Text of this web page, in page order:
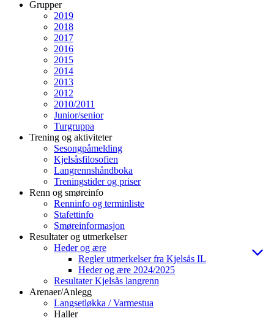
Grupper
2019
2018
2017
2016
2015
2014
2013
2012
2010/2011
Junior/senior
Turgruppa
Trening og aktiviteter
Sesongpåmelding
Kjelsåsfilosofien
Langrennshåndboka
Treningstider og priser
Renn og smøreinfo
Renninfo og terminliste
Stafettinfo
Smøreinformasjon
Resultater og utmerkelser
Heder og ære
Regler utmerkelser fra Kjelsås IL
Heder og ære 2024/2025
Resultater Kjelsås langrenn
Arenaer/Anlegg
Langsetløkka / Varmestua
Haller